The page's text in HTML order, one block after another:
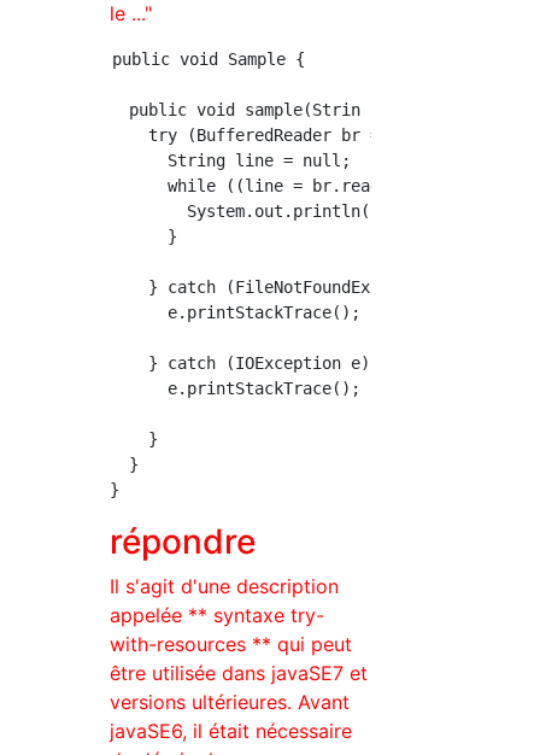
le ..."
public void Sample {
  public void sample(Strin url) {
try (BufferedReader br = new
      String line = null;
while ((line = br.readLine()) != null)
        System.out.println(line);
      }
    } catch (FileNotFoundException e) {
      e.printStackTrace();
    } catch (IOException e) {
      e.printStackTrace();
    }
  }
répondre
Il s'agit d'une description
appelée ** syntaxe try-
with-resources ** qui peut
être utilisée dans javaSE7 et
versions ultérieures. Avant
javaSE6, il était nécessaire